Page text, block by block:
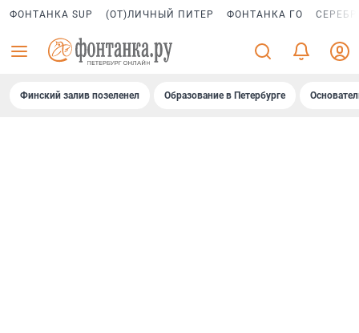
ФОНТАНКА SUP (ОТ)ЛИЧНЫЙ ПИТЕР ФОНТАНКА ГО
Финский залив позеленел Образование в Петербурге